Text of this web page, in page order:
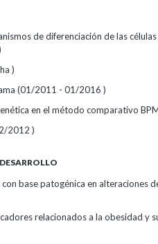
de diferenciación de las
)
(01/2011 - 01/2016 )
en el método comparativo
2012 )
base patogénica en alteraciones
relacionados a la obesidad y